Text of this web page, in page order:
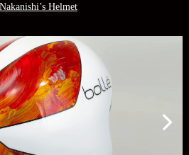
Helmet